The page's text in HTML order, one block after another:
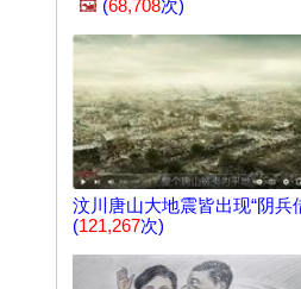
🖼️ (68,708次)
汶川唐山大地震皆出现“阴兵
(121,267次)